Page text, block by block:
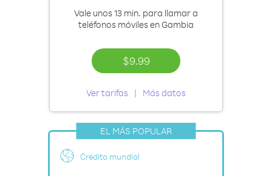
Vale unos 13 min. para llamar a
teléfonos móviles en Gambia
$9.99
Ver tarifas Más datos
EL MÁS POPULAR
Crédito mundial